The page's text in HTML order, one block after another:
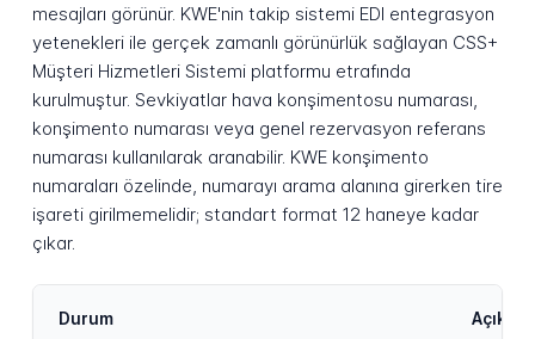
mesajları görünür. KWE'nin takip sistemi EDI entegrasyon
yetenekleri ile gerçek zamanlı görünürlük sağlayan CSS+
Müşteri Hizmetleri Sistemi platformu etrafında
kurulmuştur. Sevkiyatlar hava konşimentosu numarası,
konşimento numarası veya genel rezervasyon referans
numarası kullanılarak aranabilir. KWE konşimento
numaraları özelinde, numarayı arama alanına girerken tire
işareti girilmemelidir; standart format 12 haneye kadar
çıkar.
Durum